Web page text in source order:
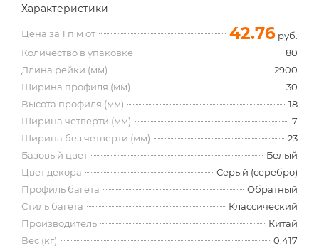
Характеристики
Цена за 1 п.м от 42.76 руб.
Количество в упаковке
80
Длина рейки (мм)
2900
Ширина профиля (мм)
30
Высота профиля (мм)
18
Ширина четверти (мм)
7
Ширина без четверти (мм)
23
Базовый цвет
Белый
Цвет декора
Серый (серебро)
Профиль багета
Обратный
Стиль багета
Классический
Производитель
Китай
Вес (кг)
0.417